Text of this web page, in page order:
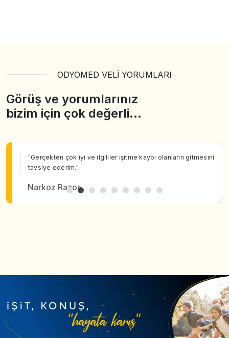
ODYOMED VELİ YORUMLARI
Görüş ve yorumlarınız
bizim için çok değerli…
"Gerçekten çok iyi ve ilgililer işitme kaybı olanların gitmesini
tavsiye ederim."
Narkoz Razor